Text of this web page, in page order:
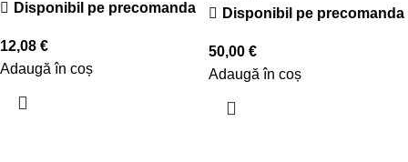
Disponibil pe precomanda
12,08 €
Adaugă în coș
Disponibil pe precomanda
50,00 €
Adaugă în coș